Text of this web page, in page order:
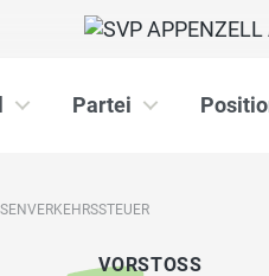
Partei
VORSTOSS